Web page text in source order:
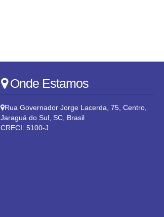
Onde Estamos
Rua Governador Jorge Lacerda 75, Centro,
Jaraguá do Sul, SC, Brasil
CRECI: 5100-J